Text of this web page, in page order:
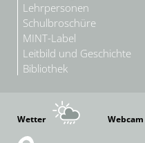
Lehrpersonen
Schulbroschüre
MINT-Label
Leitbild und Geschichte
Bibliothek
Wetter Webcam